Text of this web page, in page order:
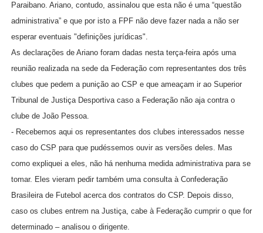
Paraibano. Ariano, contudo, assinalou que esta não é uma “questão
administrativa” e que por isto a FPF não deve fazer nada a não ser
esperar eventuais "definições jurídicas".
As declarações de Ariano foram dadas nesta terça-feira após uma
reunião realizada na sede da Federação com representantes dos três
clubes que pedem a punição ao CSP e que ameaçam ir ao Superior
Tribunal de Justiça Desportiva caso a Federação não aja contra o
clube de João Pessoa.
- Recebemos aqui os representantes dos clubes interessados nesse
caso do CSP para que pudéssemos ouvir as versões deles. Mas
como expliquei a eles, não há nenhuma medida administrativa para se
tomar. Eles vieram pedir também uma consulta à Confederação
Brasileira de Futebol acerca dos contratos do CSP. Depois disso,
caso os clubes entrem na Justiça, cabe à Federação cumprir o que for
determinado – analisou o dirigente.